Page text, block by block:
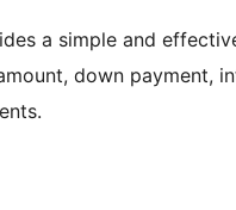
a simple and
down payment,